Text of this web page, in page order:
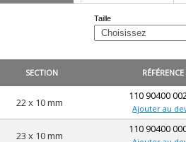
Taille
SECTION RÉFÉRENCE
22 x 10 mm
110 90400
Ajouter au
23 x 10 mm
110 90400